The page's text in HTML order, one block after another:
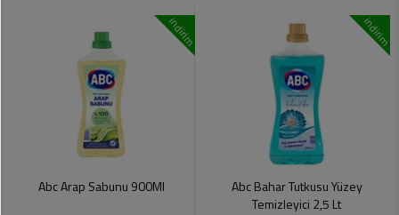
indirim
Abc Arap Sabunu 900Ml
indirim
Abc Bahar Tutkusu Yüzey
Temizleyici 2,5 Lt